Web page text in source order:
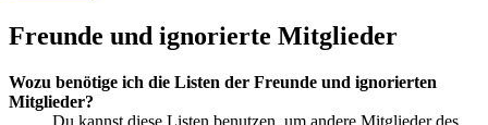
Freunde und ignorierte Mitglieder
Wozu benötige ich die Listen der Freunde und ignorierten
Mitglieder?
Du kannst diese Listen benutzen, um andere Mitglieder des